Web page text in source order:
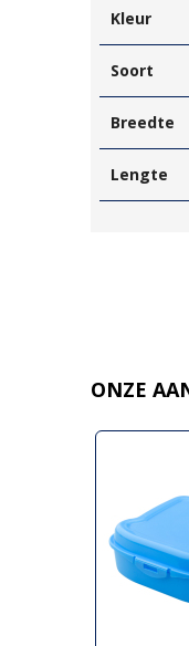
Kleur
Soort
Breedte
Lengte
ONZE